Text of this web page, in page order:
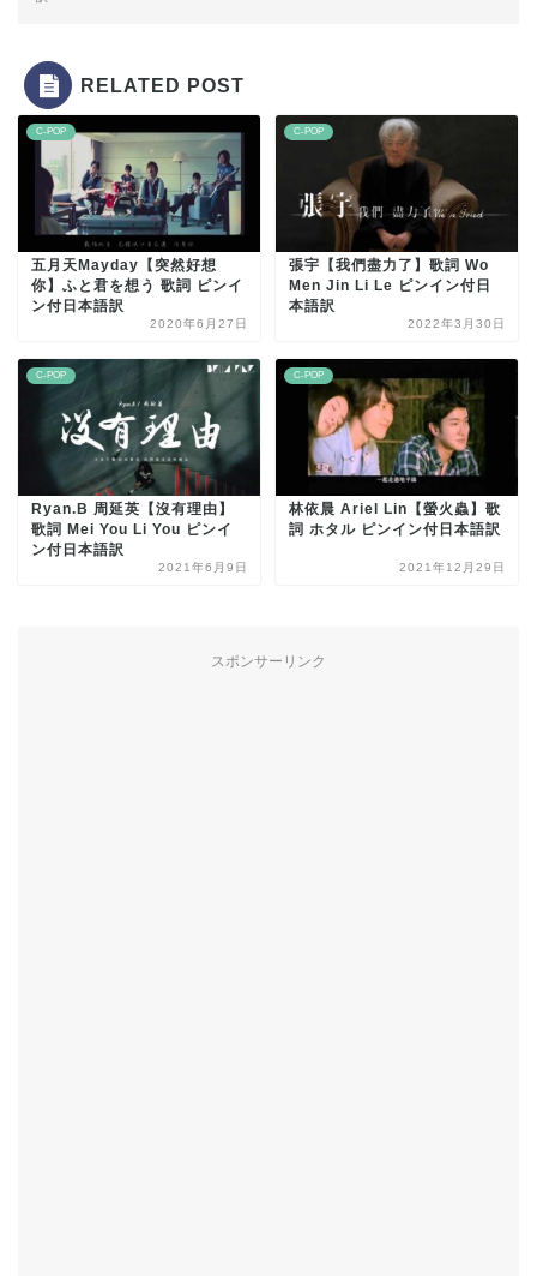
RELATED POST
C-POP
五月天Mayday【突然好想
你】ふと君を想う 歌詞 ピンイ
ン付日本語訳
2020年6月27日
C-POP
張宇【我們盡力了】歌詞 Wo
Men Jin Li Le ピンイン付日
本語訳
2022年3月30日
C-POP
Ryan.B 周延英【沒有理由】
歌詞 Mei You Li You ピンイ
ン付日本語訳
2021年6月9日
C-POP
林依晨 Ariel Lin【螢火蟲】歌
詞 ホタル ピンイン付日本語訳
2021年12月29日
スポンサーリンク